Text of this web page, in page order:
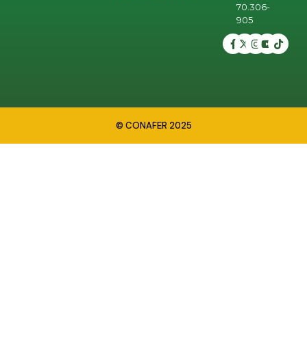
70.306-
905
© CONAFER 2025